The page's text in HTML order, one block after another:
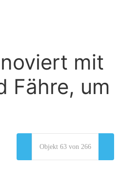
mit
Fähre, um
Objekt 63 von 266